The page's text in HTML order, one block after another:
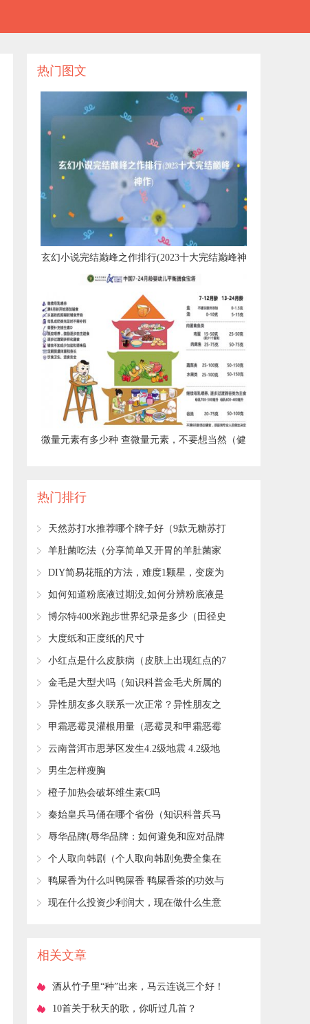
热门图文
​玄幻小说完结巅峰之作排行(2023十大完结巅峰神
作)
​微量元素有多少种 查微量元素，不要想当然（健
热门排行
​天然苏打水推荐哪个牌子好（9款无糖苏打
水评测）
​羊肚菌吃法（分享简单又开胃的羊肚菌家
常吃法）
​DIY简易花瓶的方法，难度1颗星，变废为
宝的小妙招！
​如何知道粉底液过期没,如何分辨粉底液是
否过期
​博尔特400米跑步世界纪录是多少（田径史
上世界纪录的七次飞跃）
​大度纸和正度纸的尺寸
​小红点是什么皮肤病（皮肤上出现红点的7
个病因）
​金毛是大型犬吗（知识科普金毛犬所属的
类型）
​异性朋友多久联系一次正常？异性朋友之
间到底有没有纯友谊？
​甲霜恶霉灵灌根用量（恶霉灵和甲霜恶霉
灵灌根哪个好）
​云南普洱市思茅区发生4.2级地震 4.2级地
震破坏力如何？
​男生怎样瘦胸
​橙子加热会破坏维生素C吗
​秦始皇兵马俑在哪个省份（知识科普兵马
俑的地理位置）
​辱华品牌(辱华品牌：如何避免和应对品牌
辱华事件)
​个人取向韩剧（个人取向韩剧免费全集在
线观看）
​鸭屎香为什么叫鸭屎香 鸭屎香茶的功效与
作用
​现在什么投资少利润大，现在做什么生意
相关文章
​酒从竹子里“种”出来，马云连说三个好！
​10首关于秋天的歌，你听过几首？